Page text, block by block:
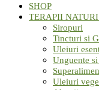
SHOP
TERAPII
Siropuri
Tincturi si
Uleiuri
Unguente
Uleiuri